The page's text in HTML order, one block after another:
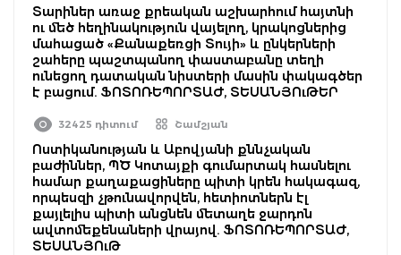
Տարիներ առաջ քրեական աշխարհում հայտնի
ու մեծ հեղինակություն վայելող, կրակոցներից
մահացած «Քանաքեռցի Տույի» և ընկերների
շահերը պաշտպանող փաստաբանը տեղի
ունեցող դատական նիստերի մասին փակագծեր
է բացում. ՖՈՏՈՌԵՊՈՐՏԱԺ, ՏԵՍԱՆՅՈւԹԵՐ
32425 դիտում Շամշյան
Ոստիկանության և Աբովյանի քննչական
բաժիններ, ՊԾ Կոտայքի գումարտակ հասնելու
համար քաղաքացիները պիտի կրեն հակագազ,
որպեսզի չթունավորվեն, հետիոտներն էլ
քայլելիս պիտի անցնեն մետաղե ջարդոն
ավտոմեքենաների վրայով. ՖՈՏՈՌԵՊՈՐՏԱԺ,
ՏԵՍԱՆՅՈւԹ